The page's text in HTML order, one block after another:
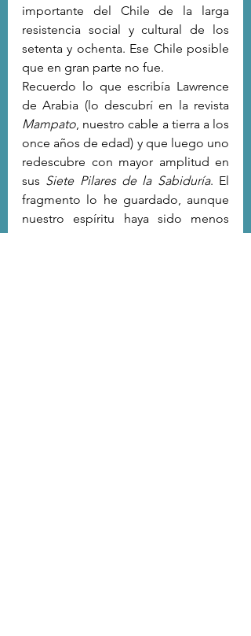
importante del Chile de la larga
resistencia social y cultural de los
setenta y ochenta. Ese Chile posible
que en gran parte no fue.
Recuerdo lo que escribía Lawrence
Mampato, nuestro cable a tierra a los
once años de edad) y que luego uno
redescubre con mayor amplitud en
sus Siete Pilares de la Sabiduría. El
fragmento lo he guardado, aunque
nuestro espíritu haya sido menos